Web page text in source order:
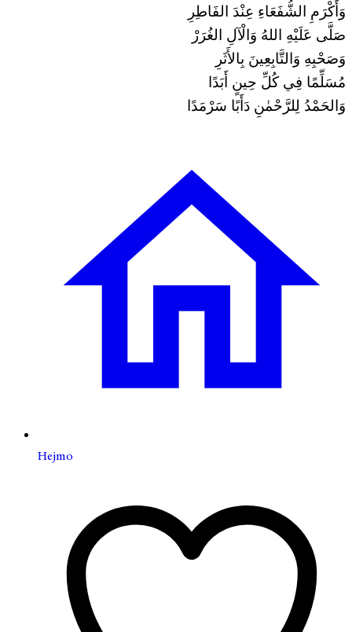
وَأَكْرَمِ الشُّفَعَاءِ عِنْدَ الفَاطِرِ
صَلَّى عَلَيْهِ اللهُ وَالْآلِ الغُرَرْ
وَصَحْبِهِ وَالتَّابِعِينَ بِالأَثَرِ
مُسَلِّمًا فِي كُلِّ حِينٍ أَبَدًا
وَالحَمْدُ لِلرَّحْمٰنِ دَأَبًا سَرْمَدًا
Hejmo